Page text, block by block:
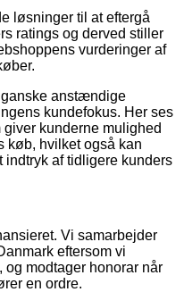
løsninger til at eftergå
ratings og derved stiller
vurderinger af
ganske anstændige
kundefokus. Her ses
kunderne mulighed
køb, hvilket også kan
indtryk af tidligere kunders
Vi samarbejder
eftersom vi
modtager honorar når
en ordre.